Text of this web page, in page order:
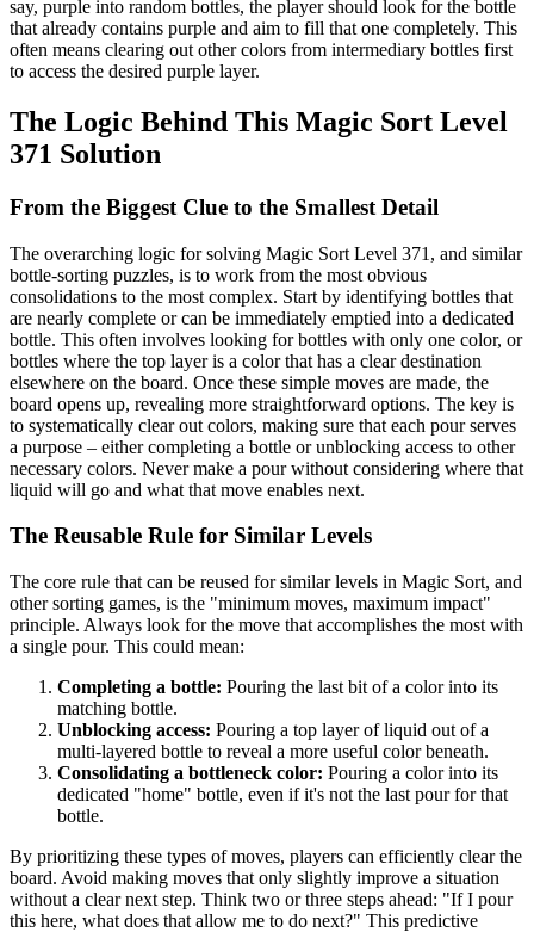
say, purple into random bottles, the player should look for the bottle
that already contains purple and aim to fill that one completely. This
often means clearing out other colors from intermediary bottles first
to access the desired purple layer.
The Logic Behind This Magic Sort Level
371 Solution
From the Biggest Clue to the Smallest Detail
The overarching logic for solving Magic Sort Level 371, and similar
bottle-sorting puzzles, is to work from the most obvious
consolidations to the most complex. Start by identifying bottles that
are nearly complete or can be immediately emptied into a dedicated
bottle. This often involves looking for bottles with only one color, or
bottles where the top layer is a color that has a clear destination
elsewhere on the board. Once these simple moves are made, the
board opens up, revealing more straightforward options. The key is
to systematically clear out colors, making sure that each pour serves
a purpose – either completing a bottle or unblocking access to other
necessary colors. Never make a pour without considering where that
liquid will go and what that move enables next.
The Reusable Rule for Similar Levels
The core rule that can be reused for similar levels in Magic Sort, and
other sorting games, is the "minimum moves, maximum impact"
principle. Always look for the move that accomplishes the most with
a single pour. This could mean:
Completing a bottle: Pouring the last bit of a color into its
matching bottle.
Unblocking access: Pouring a top layer of liquid out of a
multi-layered bottle to reveal a more useful color beneath.
Consolidating a bottleneck color: Pouring a color into its
dedicated "home" bottle, even if it's not the last pour for that
bottle.
By prioritizing these types of moves, players can efficiently clear the
board. Avoid making moves that only slightly improve a situation
without a clear next step. Think two or three steps ahead: "If I pour
this here, what does that allow me to do next?" This predictive